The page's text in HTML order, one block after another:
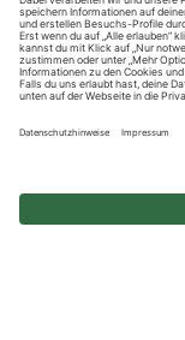
© 2026